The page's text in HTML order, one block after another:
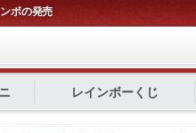
ボの発売
レインボーくじ